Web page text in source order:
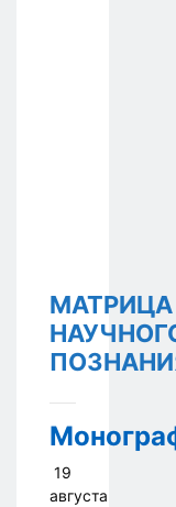
МАТРИЦА
19
августа